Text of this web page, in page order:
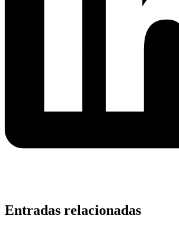
Entradas relacionadas